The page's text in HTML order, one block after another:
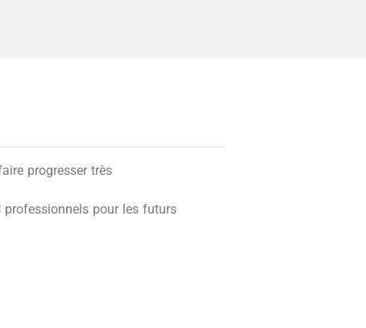
progresser très
professionnels pour les futurs